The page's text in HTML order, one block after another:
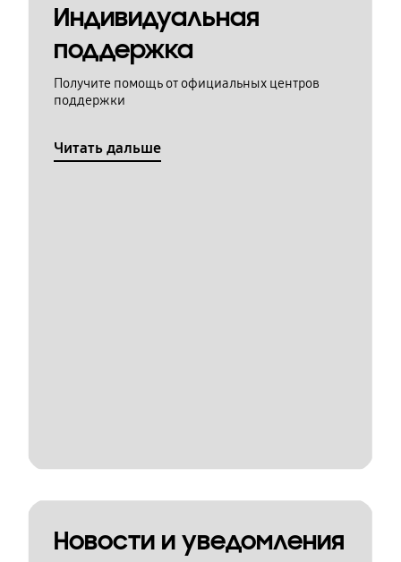
Индивидуальная
поддержка
Получите помощь от официальных центров
поддержки
Читать дальше
Новости и уведомления